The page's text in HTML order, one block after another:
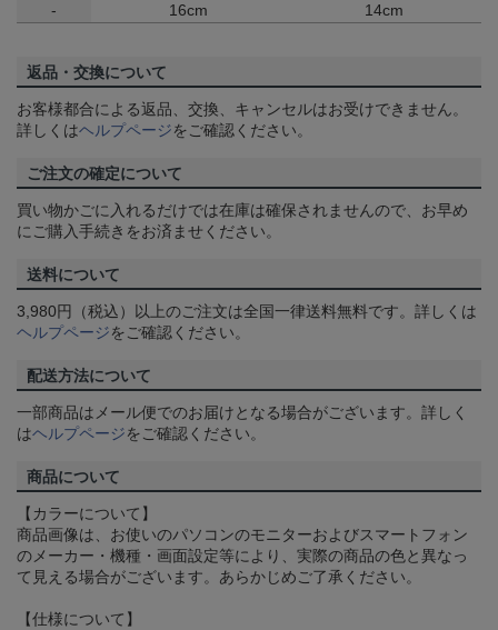
- 16cm 14cm
返品・交換について
お客様都合による返品、交換、キャンセルはお受けできません。
詳しくはヘルプページをご確認ください。
ご注文の確定について
買い物かごに入れるだけでは在庫は確保されませんので、お早め
にご購入手続きをお済ませください。
送料について
3,980円（税込）以上のご注文は全国一律送料無料です。詳しくは
ヘルプページをご確認ください。
配送方法について
一部商品はメール便でのお届けとなる場合がございます。詳しく
はヘルプページをご確認ください。
商品について
【カラーについて】
商品画像は、お使いのパソコンのモニターおよびスマートフォン
のメーカー・機種・画面設定等により、実際の商品の色と異なっ
て見える場合がございます。あらかじめご了承ください。
【仕様について】